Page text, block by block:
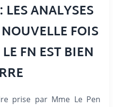
ANALYSES
FOIS
FN EST BIEN
prise par Mme Le Pen